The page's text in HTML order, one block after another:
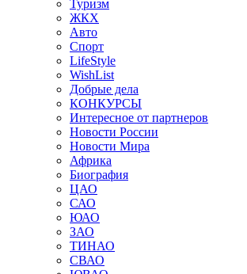
Туризм
ЖКХ
Авто
Спорт
LifeStyle
WishList
Добрые дела
КОНКУРСЫ
Интересное от партнеров
Новости России
Новости Мира
Африка
Биография
ЦАО
САО
ЮАО
ЗАО
ТИНАО
СВАО